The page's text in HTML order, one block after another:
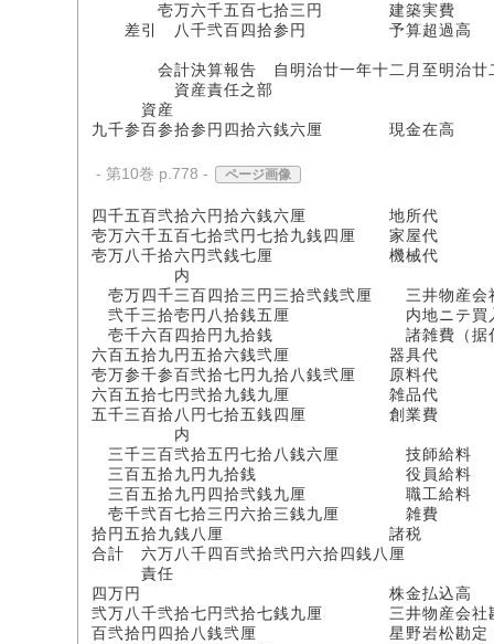
壱万六千五百七拾三円 建築実費
差引 八千弐百四拾参円 予算超過高
会計決算報告 自明治廿一年十二月至明治廿
資産責任之部
資産
九千参百参拾参円四拾六銭六厘 現金在高
- 第10巻 p.778 - ページ画像
四千五百弐拾六円拾六銭六厘 地所代
壱万六千五百七拾弐円七拾九銭四厘 家屋代
壱万八千拾六円弐銭七厘 機械代
内
壱万四千三百四拾三円三拾弐銭弐厘 三井物産会
弐千三拾壱円八拾銭五厘 内地ニテ買入
壱千六百四拾円九拾銭 諸雑費（据付
六百五拾九円五拾六銭弐厘 器具代
壱万参千参百弐拾七円九拾八銭弐厘 原料代
六百五拾七円弐拾九銭九厘 雑品代
五千三百拾八円七拾五銭四厘 創業費
内
三千三百弐拾五円七拾八銭六厘 技師給料
三百五拾九円九拾銭 役員給料
三百五拾九円四拾弐銭九厘 職工給料
壱千弐百七拾三円六拾三銭九厘 雑費
拾円五拾九銭八厘 諸税
合計 六万八千四百弐拾弐円六拾四銭八厘
責任
四万円 株金払込高
弐万八千弐拾七円弐拾七銭九厘 三井物産会社
百弐拾円四拾八銭弐厘 星野岩松勘定